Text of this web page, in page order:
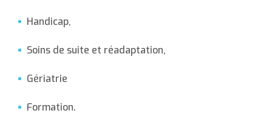
Handicap,
Soins de suite et réadaptation,
Gériatrie
Formation.